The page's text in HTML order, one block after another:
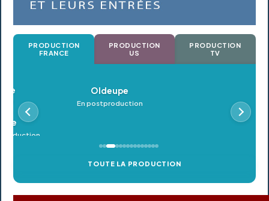
PRODUCTION
FRANCE
PRODUCTION
US
PRODUCTION
TV
Oldeupe
En postproduction
TOUTE LA PRODUCTION